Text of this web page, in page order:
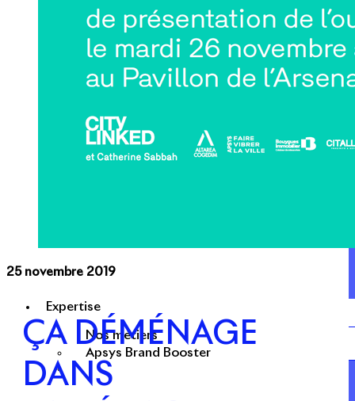
Expertise
Nos métiers
Apsys Brand Booster
25 novembre 2019
ÇA DÉMÉNAGE
DANS